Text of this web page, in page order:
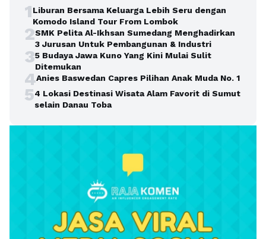
1Liburan Bersama Keluarga Lebih Seru dengan
Komodo Island Tour From Lombok
2SMK Pelita Al-Ikhsan Sumedang Menghadirkan
3 Jurusan Untuk Pembangunan & Industri
35 Budaya Jawa Kuno Yang Kini Mulai Sulit
Ditemukan
4Anies Baswedan Capres Pilihan Anak Muda No. 1
54 Lokasi Destinasi Wisata Alam Favorit di Sumut
selain Danau Toba